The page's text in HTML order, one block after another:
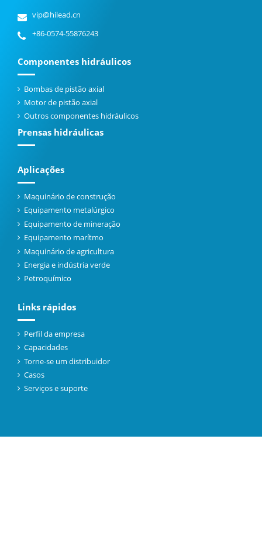
vip@hilead.cn
+86-0574-55876243
Componentes hidráulicos
Bombas de pistão axial
Motor de pistão axial
Outros componentes hidráulicos
Prensas hidráulicas
Aplicações
Maquinário de construção
Equipamento metalúrgico
Equipamento de mineração
Equipamento marítmo
Maquinário de agricultura
Energia e indústria verde
Petroquímico
Links rápidos
Perfil da empresa
Capacidades
Torne-se um distribuidor
Casos
Serviços e suporte